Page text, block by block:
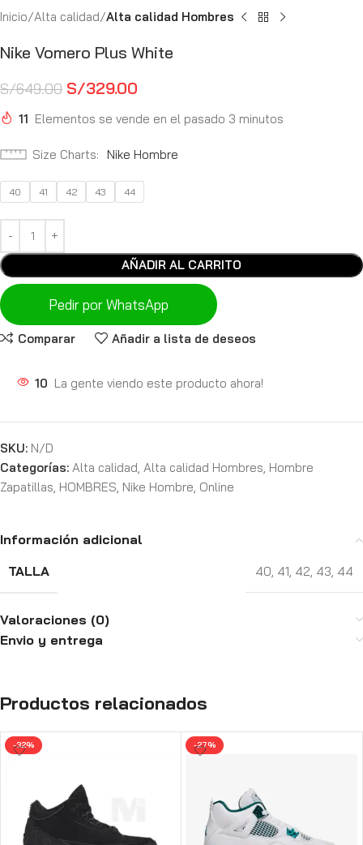
Inicio Alta calidad Alta calidad Hombres
Nike Vomero Plus White
S/649.00 S/329.00
11 Elementos se vende en el pasado 3 minutos
Size Charts Nike Hombre
40 41 42 43 44
AÑADIR AL CARRITO
Pedir por WhatsApp
Comparar Añadir a lista de deseos
10 La gente viendo este producto ahora!
SKU: N/D
Categorías: Alta calidad, Alta calidad Hombres, Hombre
Zapatillas, HOMBRES, Nike Hombre, Online
Información adicional
TALLA
40, 41, 42, 43, 44
Valoraciones (0)
Envio y entrega
Productos relacionados
-32% -27%